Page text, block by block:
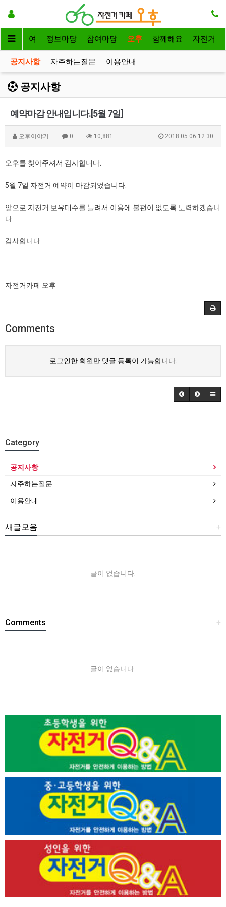
전거대여 정보마당 참여마당 오후 함께해요 자전거
공지사항 자주하는질문 이용안내
공지사항
예약마감 안내입니다.[5월 7일]
오후이야기 0 10,881 2018.05.06 12:30
오후를 찾아주셔서 감사합니다.
5월 7일 자전거 예약이 마감되었습니다.
앞으로 자전거 보유대수를 늘려서 이용에 불편이 없도록 노력하겠습니
다.
감사합니다.
자전거카페 오후
Comments
로그인한 회원만 댓글 등록이 가능합니다.
Category
공지사항
자주하는질문
이용안내
+
새글모음
글이 없습니다.
+
Comments
글이 없습니다.